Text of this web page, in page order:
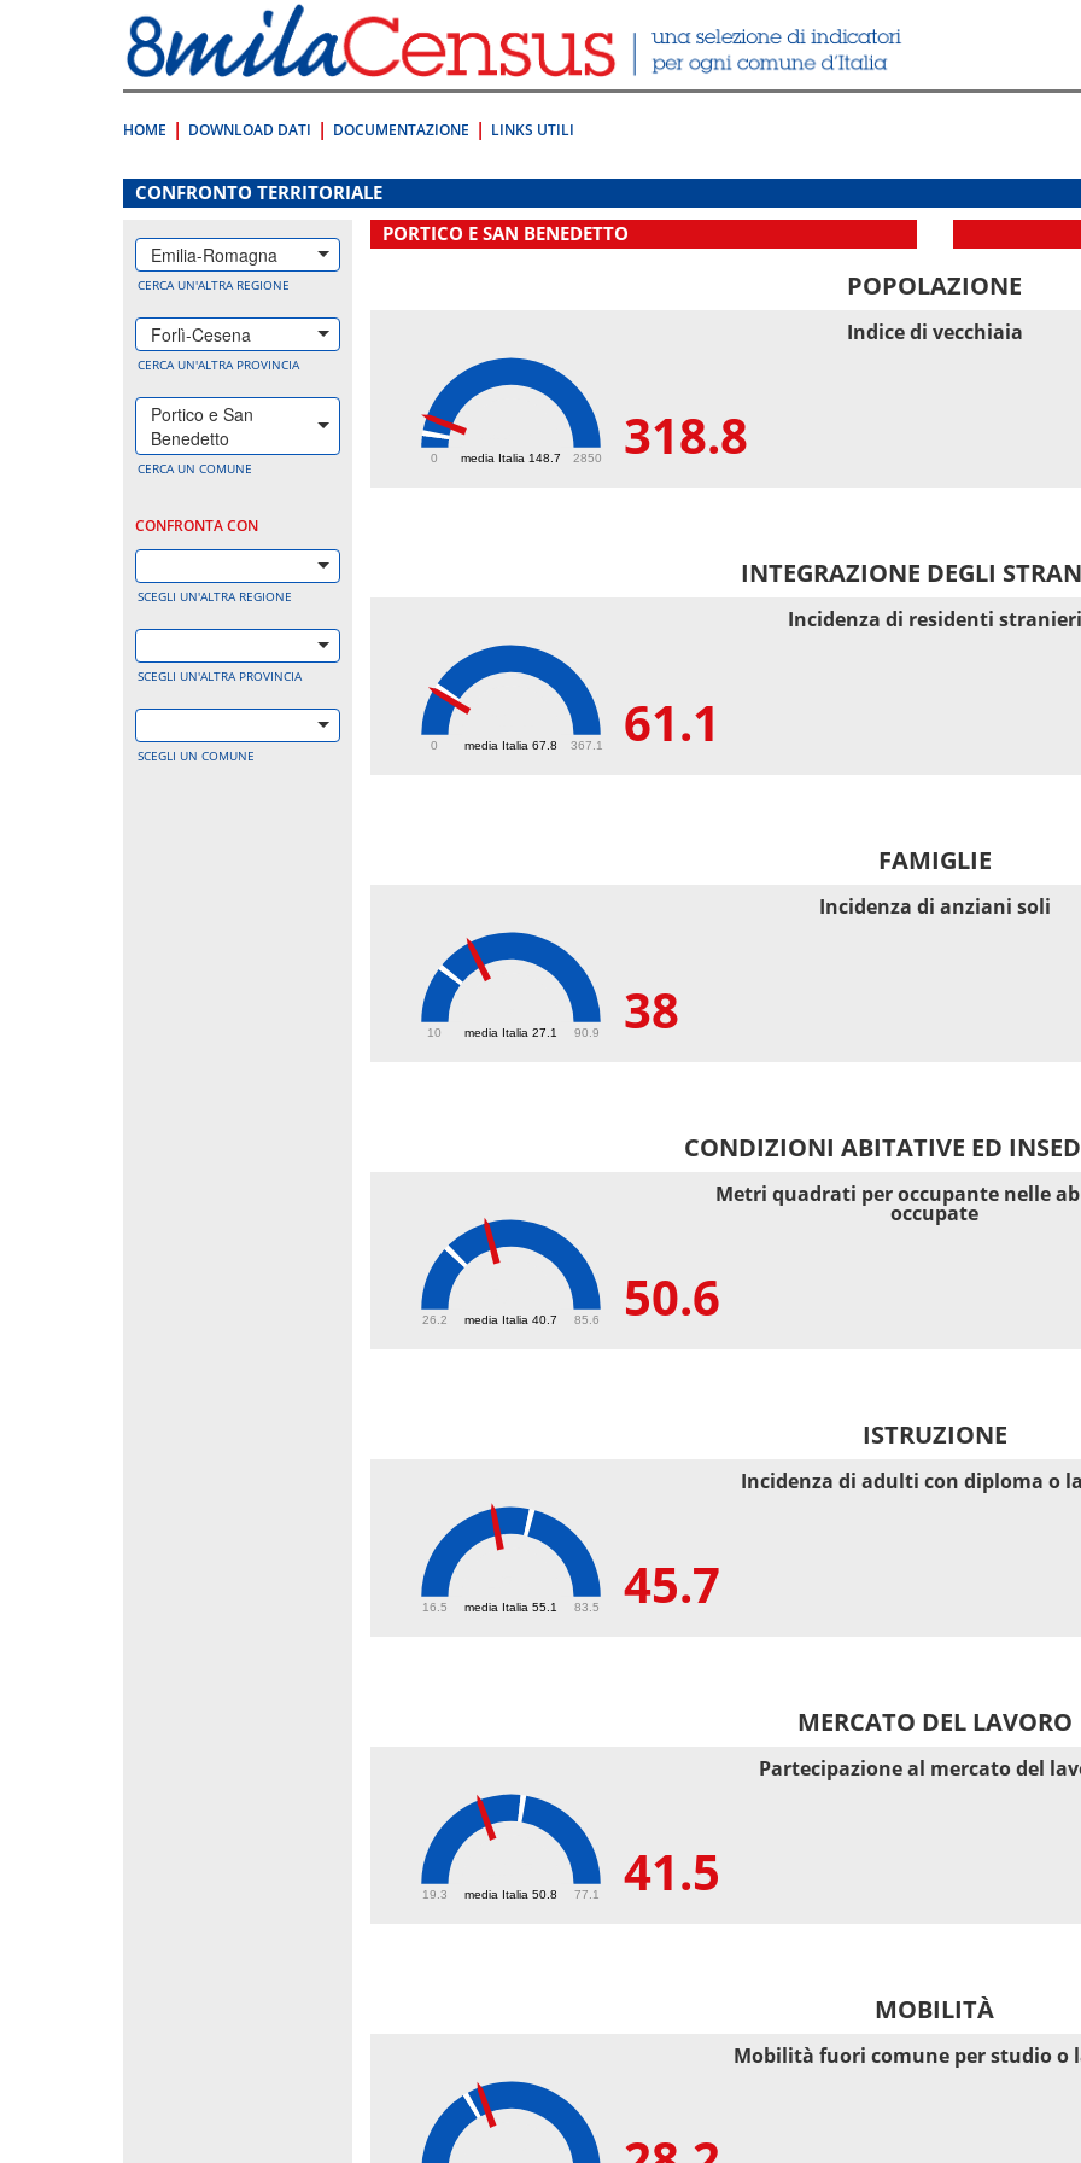
direttamente
a:
Contenuto
HOME DOWNLOAD DATI DOCUMENTAZIONE LINKS UTILI
.
CONFRONTO TERRITORIALE
Emilia-Romagna
CERCA UN'ALTRA REGIONE
Forlì-Cesena
CERCA UN'ALTRA PROVINCIA
Portico e San
Benedetto
CERCA UN COMUNE
CONFRONTA CON
SCEGLI UN'ALTRA REGIONE
SCEGLI UN'ALTRA PROVINCIA
SCEGLI UN COMUNE
PORTICO E SAN BENEDETTO
POPOLAZIONE
media Italia 148.7
0 2850 318.8
Indice di vecchiaia
INTEGRAZIONE DEGLI
media Italia 67.8
0 367.1 61.1
Incidenza di residenti stranieri
FAMIGLIE
media Italia 27.1
10 90.9 38
Incidenza di anziani soli
CONDIZIONI ABITATIVE ED
media Italia 40.7
26.2 85.6 50.6
Metri quadrati per occupante nelle
occupate
ISTRUZIONE
media Italia 55.1
16.5 83.5 45.7
Incidenza di adulti con diploma o
MERCATO DEL LAVORO
media Italia 50.8
19.3 77.1 41.5
Partecipazione al mercato del
MOBILITÀ
Mobilità fuori comune per studio o